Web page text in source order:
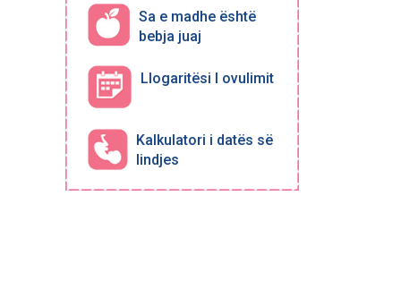
Sa e madhe është
bebja juaj
Llogaritësi I ovulimit
Kalkulatori i datës së
lindjes